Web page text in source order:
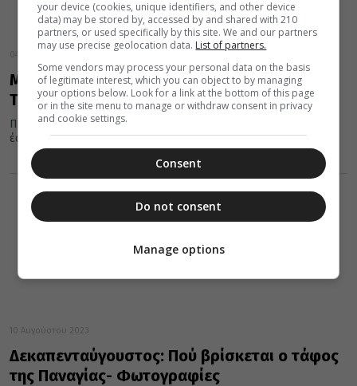
04 Μαΐου 2024
Μεγάλο Σάββατο: Επισκεφθείτε τον Πανάγιο
Τάφο από την οθόνη του υπολογιστή σας!
Πως είναι άραγε ο Πανάγιος Τάφος; Θα θέλατε να ακολουθήσετε,
έστω και εικονικά τα βήματα του Ιησού;
10 Αυγούστου 2023
Δεκαπενταύγουστος: Πού βρίσκεται ο τάφος
της Παναγίας- Φωτογραφίες
your device (cookies, unique identifiers, and other device
data) may be stored by, accessed by and shared with 210
partners, or used specifically by this site. We and our partners
may use precise geolocation data. List of partners.
Some vendors may process your personal data on the basis
of legitimate interest, which you can object to by managing
your options below. Look for a link at the bottom of this page
or in the site menu to manage or withdraw consent in privacy
and cookie settings.
Consent
Do not consent
Manage options